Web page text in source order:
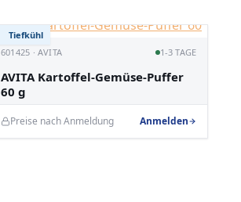
Tiefkühl
601425 · AVITA
1-3 TAGE
AVITA Kartoffel-Gemüse-Puffer
60 g
Preise nach Anmeldung Anmelden